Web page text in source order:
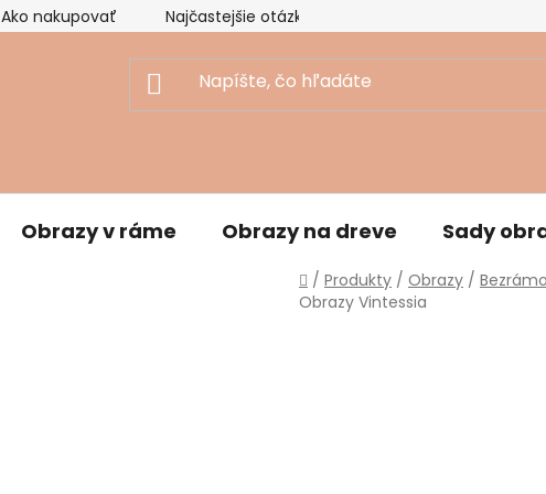
Ako nakupovať Najčastejšie otázky
Obrazy v ráme Obrazy na dreve Sady
Domov
/ Produkty / Obrazy /
Obrazy Vintessia